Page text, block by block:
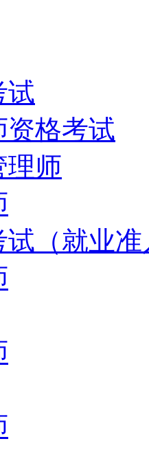
试
格考试
理师
（就业